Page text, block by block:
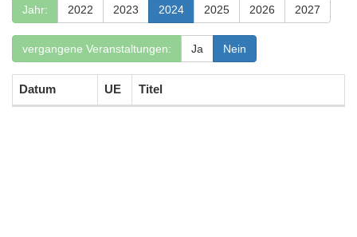
Jahr: 2022 2023 2024 2025 2026 2027
vergangene Veranstaltungen: Ja Nein
Datum UE Titel